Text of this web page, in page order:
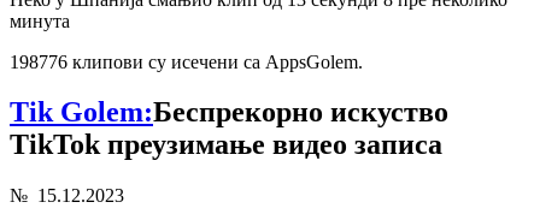
минута
198776 клипови су исечени са AppsGolem.
Tik Golem:Беспрекорно искуство
TikTok преузимање видео записа
№ 15.12.2023